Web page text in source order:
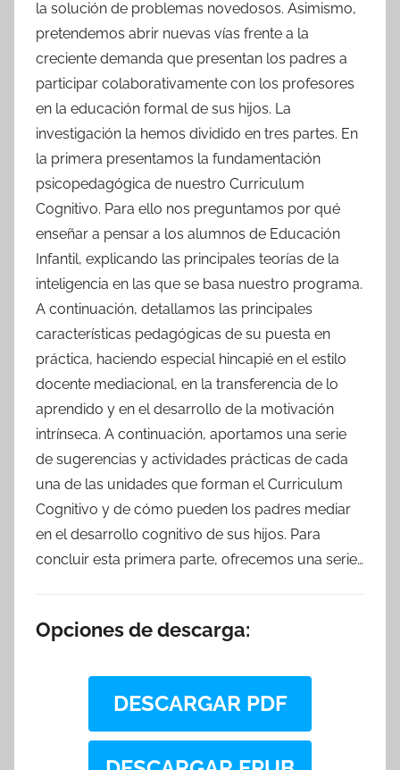
la solución de problemas novedosos. Asimismo,
pretendemos abrir nuevas vías frente a la
creciente demanda que presentan los padres a
participar colaborativamente con los profesores
en la educación formal de sus hijos. La
investigación la hemos dividido en tres partes. En
la primera presentamos la fundamentación
psicopedagógica de nuestro Curriculum
Cognitivo. Para ello nos preguntamos por qué
enseñar a pensar a los alumnos de Educación
Infantil, explicando las principales teorías de la
inteligencia en las que se basa nuestro programa.
A continuación, detallamos las principales
características pedagógicas de su puesta en
práctica, haciendo especial hincapié en el estilo
docente mediacional, en la transferencia de lo
aprendido y en el desarrollo de la motivación
intrínseca. A continuación, aportamos una serie
de sugerencias y actividades prácticas de cada
una de las unidades que forman el Curriculum
Cognitivo y de cómo pueden los padres mediar
en el desarrollo cognitivo de sus hijos. Para
concluir esta primera parte, ofrecemos una serie…
Opciones de descarga:
DESCARGAR PDF